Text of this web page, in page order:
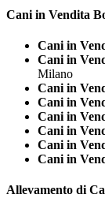
Cani in Vendita
Cani in
Cani in
Milano
Cani in
Cani in
Cani in
Cani in
Cani in
Cani in
Allevamento di